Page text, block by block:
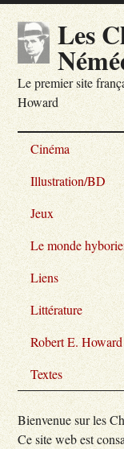
Les
Le premier site
Howard
Cinéma
Illustration/BD
Jeux
Le monde
Liens
Littérature
Robert E. Howard
Textes
Bienvenue sur les
Ce site web est